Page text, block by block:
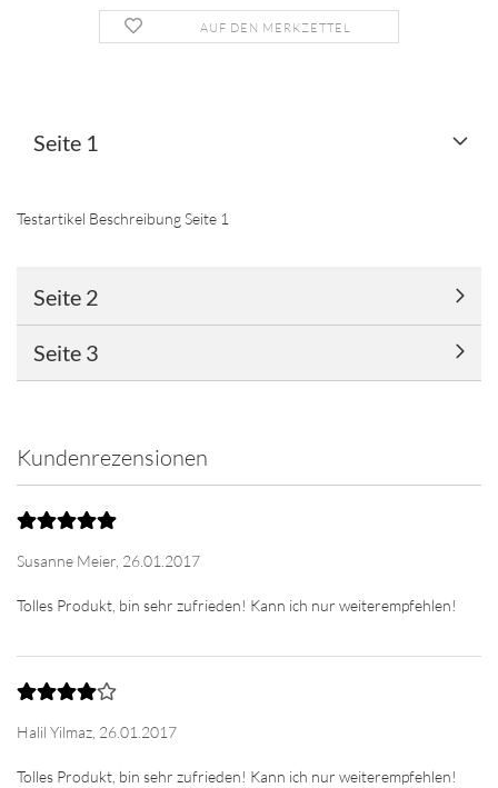
AUF DEN MERKZETTEL
Seite 1
Testartikel Beschreibung Seite 1
Seite 2
Seite 3
Kundenrezensionen
Susanne Meier, 26.01.2017
Halil Yilmaz, 26.01.2017